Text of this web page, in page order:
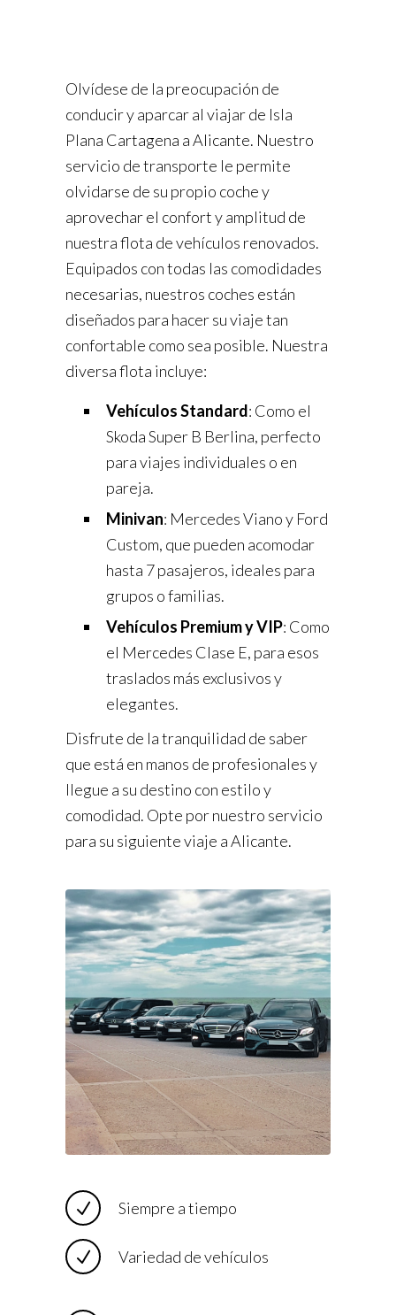
Olvídese de la preocupación de
conducir y aparcar al viajar de Isla
Plana Cartagena a Alicante. Nuestro
servicio de transporte le permite
olvidarse de su propio coche y
aprovechar el confort y amplitud de
nuestra flota de vehículos renovados.
Equipados con todas las comodidades
necesarias, nuestros coches están
diseñados para hacer su viaje tan
confortable como sea posible. Nuestra
diversa flota incluye:
Vehículos Standard: Como el
Skoda Super B Berlina, perfecto
para viajes individuales o en
pareja.
Minivan: Mercedes Viano y Ford
Custom, que pueden acomodar
hasta 7 pasajeros, ideales para
grupos o familias.
Vehículos Premium y VIP: Como
el Mercedes Clase E, para esos
traslados más exclusivos y
elegantes.
Disfrute de la tranquilidad de saber
que está en manos de profesionales y
llegue a su destino con estilo y
comodidad. Opte por nuestro servicio
para su siguiente viaje a Alicante.
Siempre a tiempo
Variedad de vehículos